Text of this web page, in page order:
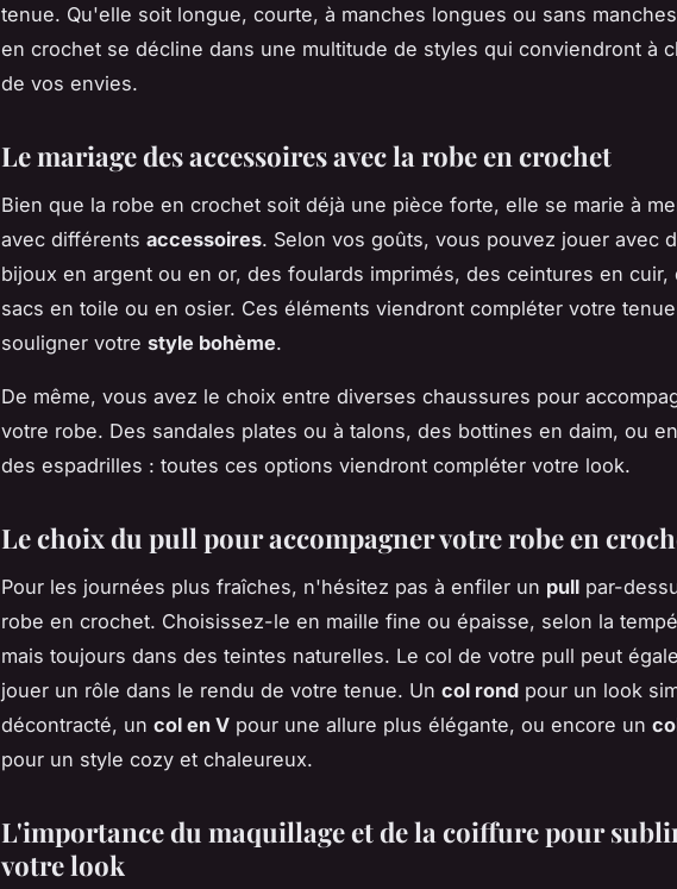
tenue. Qu'elle soit longue, courte, à manches longues ou sans
en crochet se décline dans une multitude de styles qui conviendront à
de vos envies.
Le mariage des accessoires avec la robe en crochet
Bien que la robe en crochet soit déjà une pièce forte, elle se marie à
avec différents accessoires. Selon vos goûts, vous pouvez jouer avec
bijoux en argent ou en or, des foulards imprimés, des ceintures en cuir,
sacs en toile ou en osier. Ces éléments viendront compléter votre
souligner votre style bohème.
De même, vous avez le choix entre diverses chaussures pour
votre robe. Des sandales plates ou à talons, des bottines en daim, ou
des espadrilles : toutes ces options viendront compléter votre look.
Le choix du pull pour accompagner votre robe en
Pour les journées plus fraîches, n'hésitez pas à enfiler un pull par-
robe en crochet. Choisissez-le en maille fine ou épaisse, selon la
mais toujours dans des teintes naturelles. Le col de votre pull peut
jouer un rôle dans le rendu de votre tenue. Un col rond pour un look
décontracté, un col en V pour une allure plus élégante, ou encore un
pour un style cozy et chaleureux.
L'importance du maquillage et de la coiffure pour
votre look